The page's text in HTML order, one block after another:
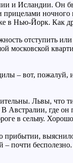
и Исландии. Он
прицелами
Нью-Йорк. Как
отступить
московской
– вот, пожалуй,
Львы, что
Австралии, где
в сельву.
прибытии,
бесполезно.